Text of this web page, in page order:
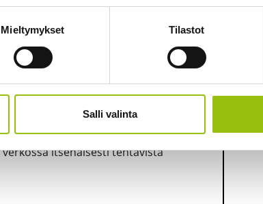
Mieltymykset Tilastot
Salli valinta
ja -juhlat sekä italialainen
passato remoto, perfekti ja
sekä konjunktiivin käyttöä.
itsenäisesti tehtävistä